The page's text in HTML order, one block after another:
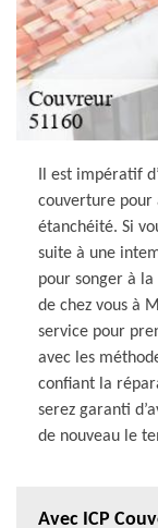
Il est impératif
couverture pour
étanchéité. Si
suite à une
pour songer à
de chez vous à
service pour
avec les
confiant la
serez garanti
de nouveau le
Avec ICP